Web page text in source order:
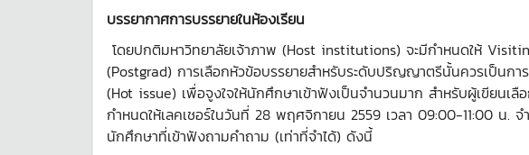
บรรยากาศการบรรยายในห้องเรียน
โดยปกติมหาวิทยาลัยเจ้าภาพ (Host institutions) จะมีกำหนดให้
(Postgrad) การเลือกหัวข้อบรรยายสำหรับระดับปริญญาตรีนั้นควรเป็นกา
(Hot issue) เพื่อจูงใจให้นักศึกษาเข้าฟังเป็นจำนวนมาก สำหรับผู้เขียนเลื
กำหนดให้เลคเชอร์ในวันที่ 28 พฤศจิกายน 2559 เวลา 09:00-11:00 น.
นักศึกษาที่เข้าฟังถามคำถาม (เท่าที่จำได้) ดังนี้